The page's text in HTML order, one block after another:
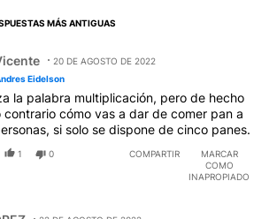
antiguasMÁS ANTIGUAS
20 DE AGOSTO DE 2022
Eidelson
la palabra multiplicación, pero de hecho
contrario cómo vas a dar de comer pan a
si solo se dispone de cinco panes.
1 0 COMPARTIR
MARCAR
COMO
INAPROPIADO